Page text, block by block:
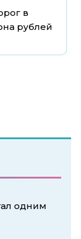
в
рублей
одним